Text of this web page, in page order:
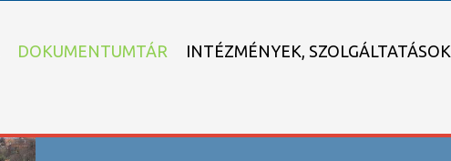
DOKUMENTUMTÁR INTÉZMÉNYEK, SZOLGÁLTATÁSOK